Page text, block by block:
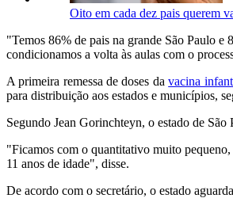
Oito em cada dez pais querem
"Temos 86% de pais na grande São Paulo e
condicionamos a volta às aulas com o
A primeira remessa de doses davacina
para distribuição aos estados e municípios,
Segundo Jean Gorinchteyn, o estado de
"Ficamos com o quantitativo muito pequeno,
11 anos de idade", disse.
De acordo com o secretário, o estado